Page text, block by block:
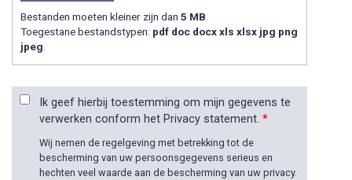
Bestanden moeten kleiner zijn dan 5 MB
Toegestane bestandstypen: pdf doc docx xls xlsx jpg png
jpeg
Ik geef hierbij toestemming om mijn gegevens te
verwerken conform het Privacy statement. *
Wij nemen de regelgeving met betrekking tot de
bescherming van uw persoonsgegevens serieus en
hechten veel waarde aan de bescherming van uw privacy.